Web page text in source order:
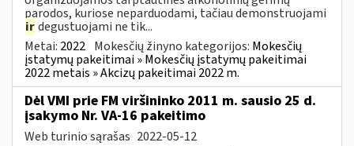
parodos, kuriose neparduodami, tačiau demonstruojami
irdegustuojami ne tik...
Metai: 2022 Mokesčių žinyno kategorijos: Mokesčių
įstatymų pakeitimai » Mokesčių įstatymų pakeitimai
2022 metais » Akcizų pakeitimai 2022 m.
Dėl VMI prie FM viršininko 2011 m. sausio 25 d.
įsakymo Nr. VA-16 pakeitimo
Web turinio sąrašas 2022-05-12